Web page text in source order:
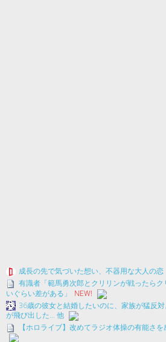
成長の先で気づいた想い、不器用な大人の恋
有識者「範馬勇次郎とクリリンが戦ったら
いぐらい差がある」
NEW!
36歳の彼女と結婚したいのに、家族が猛反
が飛び出した… 他
【ホロライブ】改めてラジオ体操の有能さ